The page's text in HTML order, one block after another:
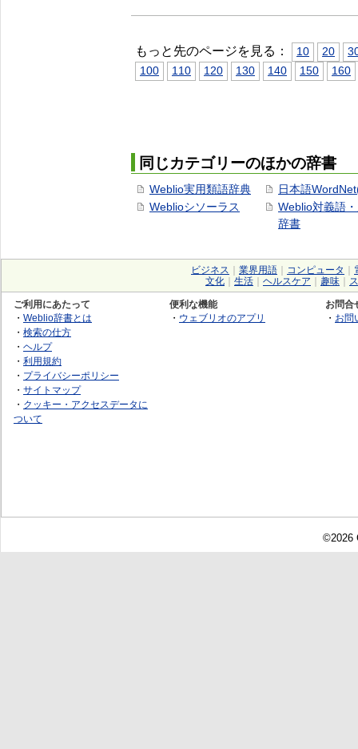
もっと先のページを見る： 10 20
100
110 120 130 140 150 160
同じカテゴリーのほかの辞書
Weblio実用類語辞典
Weblioシソーラス
日本語
Weblio対義語
辞書
ビジネス 業界用語 コンピュータ
文化
生活 ヘルスケア 趣味
ご利用にあたって
・ Weblio辞書とは
・ 検索の仕方
・ ヘルプ
・ 利用規約
・ プライバシーポリシー
・ サイトマップ
・ クッキー・アクセスデータに
ついて
便利な機能
・ ウェブリオのアプリ
お問合
・ お問
©2026